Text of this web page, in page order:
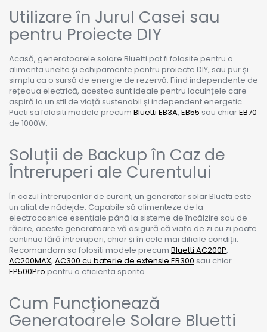
Utilizare în Jurul Casei sau
pentru Proiecte DIY
Acasă, generatoarele solare Bluetti pot fi folosite pentru a
alimenta unelte și echipamente pentru proiecte DIY, sau pur și
simplu ca o sursă de energie de rezervă. Fiind independente de
rețeaua electrică, acestea sunt ideale pentru locuințele care
aspiră la un stil de viață sustenabil și independent energetic.
Pueti sa folositi modele precum Bluetti EB3A, EB55 sau chiarEB70
de 1000W.
Soluții de Backup în Caz de
Întreruperi ale Curentului
În cazul întreruperilor de curent, un generator solar Bluetti este
un aliat de nădejde. Capabile să alimenteze de la
electrocasnice esențiale până la sisteme de încălzire sau de
răcire, aceste generatoare vă asigură că viața de zi cu zi poate
continua fără întreruperi, chiar și în cele mai dificile condiții.
Recomandam sa folositi modele precum Bluetti AC200P,
AC200MAX, AC300 cu baterie de extensie EB300 sau chiar
EP500Pro pentru o eficienta sporita.
Cum Funcționează
Generatoarele Solare Bluetti